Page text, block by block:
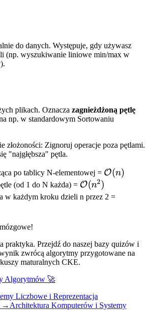
do danych. Występuje, gdy używasz
(np. wyszukiwanie liniowe min/max w
plikach. Oznacza zagnieżdżoną pętlę
np. w standardowym Sortowaniu
złożoności: Zignoruj operacje poza pętlami.
"najgłębsza" pętla.
po tablicy N-elementowej = O(n)
(od 1 do N każda) = \mathcal{O}
(n^2)
O(n2)
w każdym kroku dzieli n przez 2 =
praktyka. Przejdź do naszej bazy quizów i
zwrócą algorytmy przygotowane na
maturalnych CKE.
Algorytmów 🚀
Liczbowe i Reprezentacja
→ Architektura Komputerów i Systemy